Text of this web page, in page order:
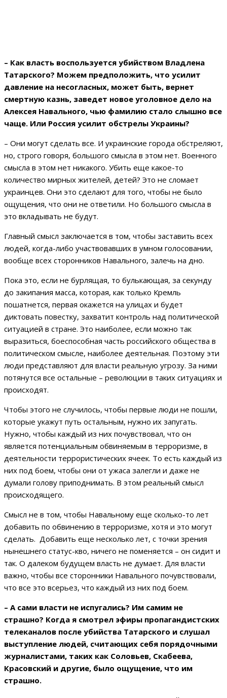
– Как власть воспользуется убийством Владлена
Татарского? Можем предположить, что усилит
давление на несогласных, может быть, вернет
смертную казнь, заведет новое уголовное дело на
Алексея Навального, чью фамилию стало слышно все
чаще. Или Россия усилит обстрелы Украины?
– Они могут сделать все. И украинские города обстреляют,
но, строго говоря, большого смысла в этом нет. Военного
смысла в этом нет никакого. Убить еще какое-то
количество мирных жителей, детей? Это не сломает
украинцев. Они это сделают для того, чтобы не было
ощущения, что они не ответили. Но большого смысла в
это вкладывать не будут.
Главный смысл заключается в том, чтобы заставить всех
людей, когда-либо участвовавших в умном голосовании,
вообще всех сторонников Навального, залечь на дно.
Пока это, если не бурлящая, то булькающая, за секунду
до закипания масса, которая, как только Кремль
пошатнется, первая окажется на улицах и будет
диктовать повестку, захватит контроль над политической
ситуацией в стране. Это наиболее, если можно так
выразиться, боеспособная часть российского общества в
политическом смысле, наиболее деятельная. Поэтому эти
люди представляют для власти реальную угрозу. За ними
потянутся все остальные – революции в таких ситуациях и
происходят.
Чтобы этого не случилось, чтобы первые люди не пошли,
которые укажут путь остальным, нужно их запугать.
Нужно, чтобы каждый из них почувствовал, что он
является потенциальным обвиняемым в терроризме, в
деятельности террористических ячеек. То есть каждый из
них под боем, чтобы они от ужаса залегли и даже не
думали голову приподнимать. В этом реальный смысл
происходящего.
Смысл не в том, чтобы Навальному еще сколько-то лет
добавить по обвинению в терроризме, хотя и это могут
сделать. Добавить еще несколько лет, с точки зрения
нынешнего статус-кво, ничего не поменяется – он сидит и
так. О далеком будущем власть не думает. Для власти
важно, чтобы все сторонники Навального почувствовали,
что все это всерьез, что каждый из них под боем.
– А сами власти не испугались? Им самим не
страшно? Когда я смотрел эфиры пропагандистских
телеканалов после убийства Татарского и слушал
выступление людей, считающих себя порядочными
журналистами, таких как Соловьев, Скабеева,
Красовский и другие, было ощущение, что им
страшно.